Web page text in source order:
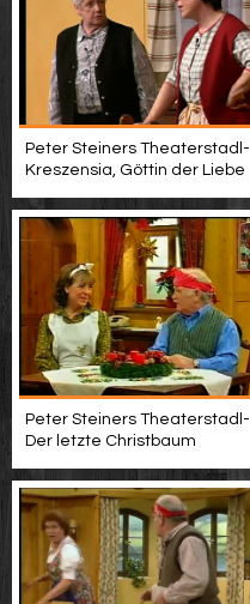
Peter Steiners Theaterstadl-
Kreszensia, Göttin der Liebe
Peter Steiners Theaterstadl-
Der letzte Christbaum